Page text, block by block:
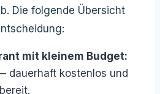
Die folgende Übersicht
mit kleinem Budget:
dauerhaft kostenlos und